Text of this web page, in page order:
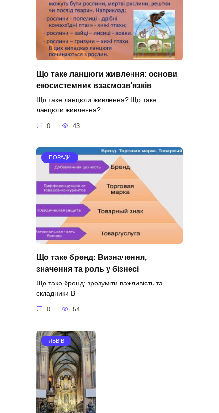
Що таке ланцюги живлення: основи
екосистемних взаємозв’язків
Що таке ланцюги живлення? Що таке
ланцюги живлення?
0 43
ПОРАДИ
Що таке бренд: Визначення,
значення та роль у бізнесі
Що таке бренд: зрозуміти важливість та
складники В
0 54
ЛЬВІВ